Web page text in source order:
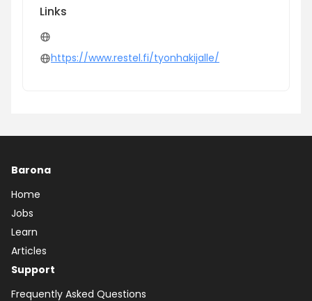
Links
https://www.restel.fi/tyonhakijalle/
Barona
Home
Jobs
Learn
Articles
Support
Frequently Asked Questions